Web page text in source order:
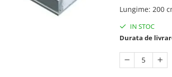
Lungime: 200
IN STOC
Durata de